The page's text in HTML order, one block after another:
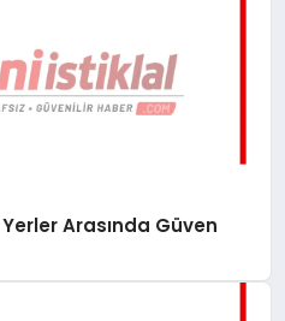
Arasında Güven